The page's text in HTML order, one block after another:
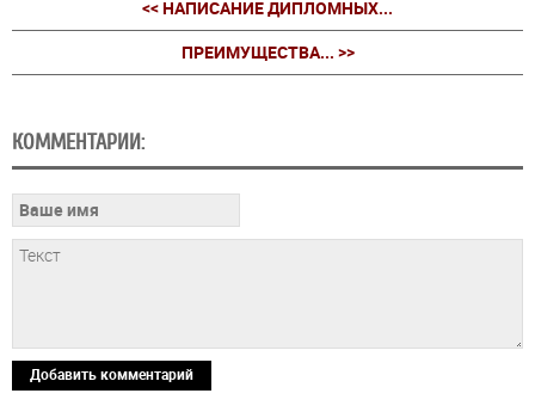
<< НАПИСАНИЕ ДИПЛОМНЫХ...
ПРЕИМУЩЕСТВА... >>
КОММЕНТАРИИ:
Добавить комментарий